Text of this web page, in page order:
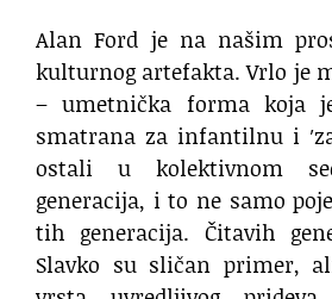
Alan Ford je na našim
kulturnog artefakta. Vrlo je
– umetnička forma koja
smatrana za infantilnu i
ostali u kolektivnom
generacija, i to ne samo
tih generacija. Čitavih
Slavko su sličan primer,